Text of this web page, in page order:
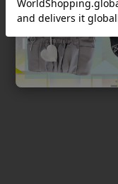
返品について